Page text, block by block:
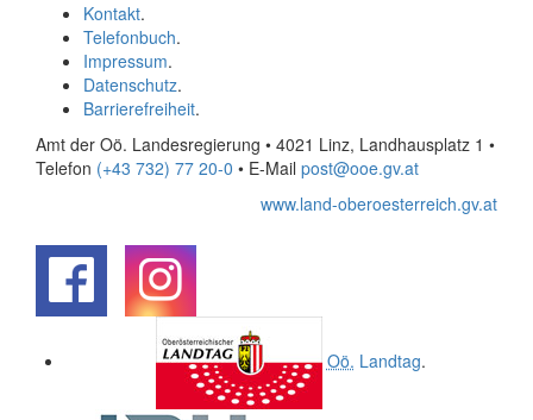
Kontakt.
Telefonbuch.
Impressum.
Datenschutz.
Barrierefreiheit.
Amt der Oö. Landesregierung • 4021 Linz, Landhausplatz 1 •
Telefon (+43 732) 77 20-0 • E-Mail post@ooe.gv.at
www.land-oberoesterreich.gv.at
Oö. Landtag.